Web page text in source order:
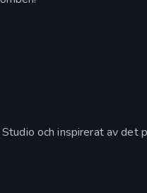
och inspirerat av det